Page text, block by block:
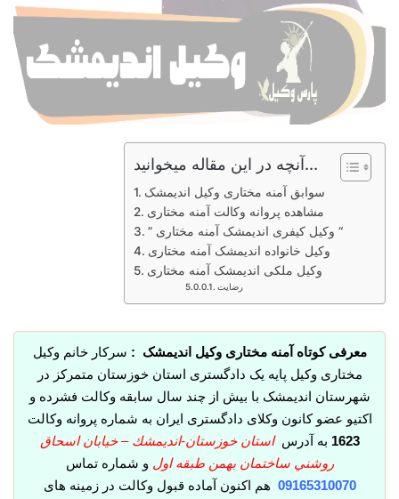
آنچه در این مقاله میخوانید...
سوابق آمنه مختاری وکیل اندیمشک
مشاهده پروانه وکالت آمنه مختاری
” وکیل کیفری اندیمشک آمنه مختاری “
وکیل خانواده اندیمشک آمنه مختاری
وکیل ملکی اندیمشک آمنه مختاری
رضایت
معرفی کوتاه آمنه مختاری وکیل اندیمشک : سرکار خانم وکیل
مختاری وکیل پایه یک دادگستری استان خوزستان متمرکز در
شهرستان اندیمشک با بیش از چند سال سابقه وکالت فشرده و
اکتیو عضو کانون وکلای دادگستری ایران به شماره پروانه وکالت
1623 به آدرساستان خوزستان-انديمشك – خيابان اسحاق
روشني ساختمان بهمن طبقه اول و شماره تماس
09165310070 هم اکنون آماده قبول وکالت در زمینه های